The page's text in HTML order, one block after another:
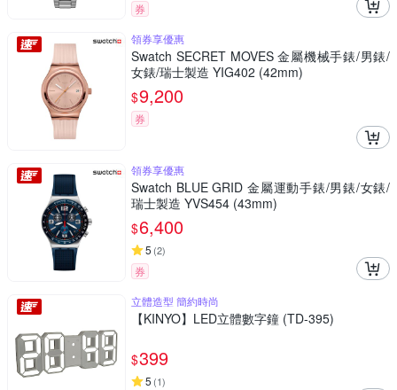
券
領券享優惠
Swatch SECRET MOVES 金屬機械手錶/男錶/
女錶/瑞士製造 YIG402 (42mm)
$9,200
券
領券享優惠
Swatch BLUE GRID 金屬運動手錶/男錶/女錶/
瑞士製造 YVS454 (43mm)
$6,400
5 (2)
券
立體造型 簡約時尚
【KINYO】LED立體數字鐘 (TD-395)
$399
5 (1)